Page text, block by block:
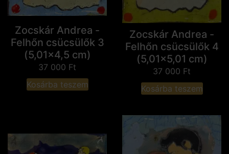
Zocskár Andrea -
Felhőn csücsülők 3
(5,01x4,5 cm)
37 000 Ft
Kosárba teszem
Zocskár Andrea -
Felhőn csücsülők 4
(5,01x5,01 cm)
37 000 Ft
Kosárba teszem